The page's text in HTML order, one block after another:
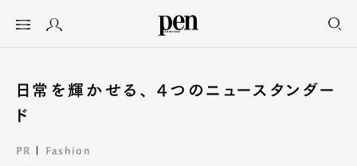
日常を輝かせる、 4つのニュースタンダー
ド
PR Fashion